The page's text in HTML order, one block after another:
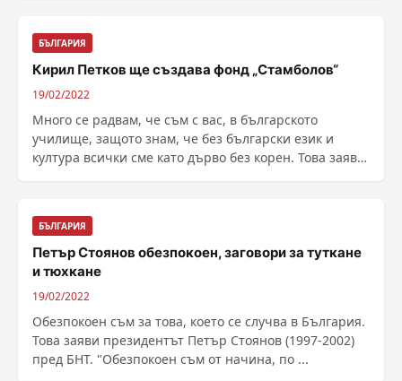
БЪЛГАРИЯ
Кирил Петков ще създава фонд „Стамболов“
19/02/2022
Много се радвам, че съм с вас, в българското
училище, защото знам, че без български език и
култура всички сме като дърво без корен. Това заяви
БЪЛГАРИЯ
Петър Стоянов обезпокоен, заговори за туткане
и тюхкане
19/02/2022
Обезпокоен съм за това, което се случва в България.
Това заяви президентът Петър Стоянов (1997-2002)
пред БНТ. "Обезпокоен съм от начина, по ...